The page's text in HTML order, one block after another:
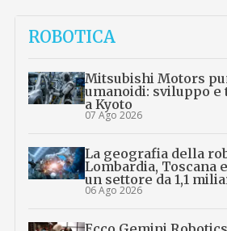
ROBOTICA
Mitsubishi Motors
umanoidi: sviluppo e
a Kyoto
07 Ago 2026
La geografia della
Lombardia, Toscana
un settore da 1,1
06 Ago 2026